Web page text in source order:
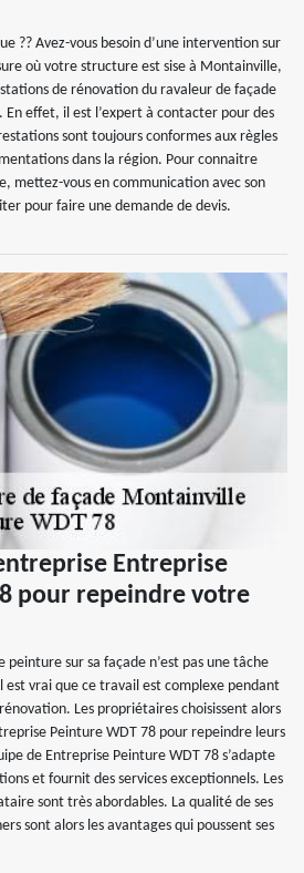
?? Avez-vous besoin d’une intervention sur
où votre structure est sise à Montainville,
de rénovation du ravaleur de façade
En effet, il est l’expert à contacter pour des
sont toujours conformes aux règles
dans la région. Pour connaitre
mettez-vous en communication avec son
pour faire une demande de devis.
Entreprise
pour repeindre votre
peinture sur sa façade n’est pas une tâche
vrai que ce travail est complexe pendant
Les propriétaires choisissent alors
Peinture WDT 78 pour repeindre leurs
de Entreprise Peinture WDT 78 s’adapte
et fournit des services exceptionnels. Les
sont très abordables. La qualité de ses
sont alors les avantages qui poussent ses